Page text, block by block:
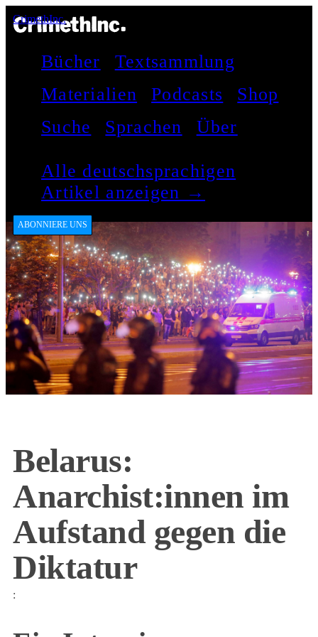
CrimethInc.
Bücher
Textsammlung
Materialien
Podcasts
Shop
Suche
Sprachen Über
Alle deutschsprachigen
Artikel anzeigen →
ABONNIERE UNS
Belarus:
Anarchist:innen im
Aufstand gegen die
Diktatur
: